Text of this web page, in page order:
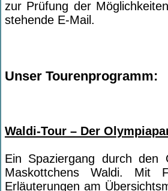
zur Prüfung der
stehende E-Mail.
Unser Tourenprogramm:
Waldi-Tour – Der
Ein Spaziergang durch den
Maskottchens Waldi. Mit
Erläuterungen am